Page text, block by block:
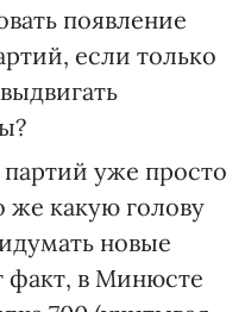
появление
если только
уже просто
же какую голову
новые
факт, в Минюсте